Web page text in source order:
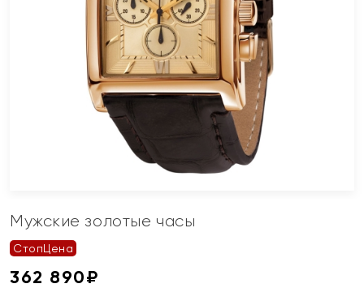
Мужские золотые часы
СтопЦена
362 890₽